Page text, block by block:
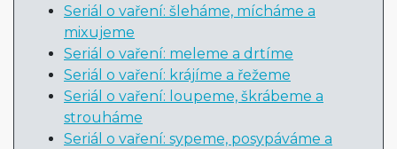
Seriál o vaření: šleháme, mícháme a
mixujeme
Seriál o vaření: meleme a drtíme
Seriál o vaření: krájíme a řežeme
Seriál o vaření: loupeme, škrábeme a
strouháme
Seriál o vaření: sypeme, posypáváme a